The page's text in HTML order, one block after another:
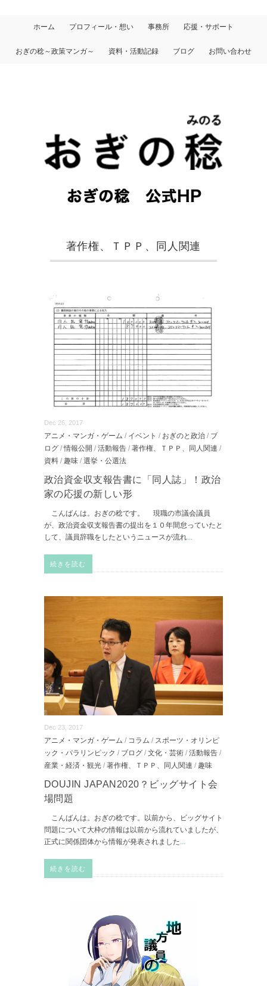
ホーム プロフィール・想い 事務所 応援・サポート
おぎの稔～政策マンガ～ 資料・活動記録 ブログ お問い合わせ
著作権、ＴＰＰ、同人関連
Dec 26, 2017
アニメ・マンガ・ゲーム / イベント / おぎのと政治 / ブ
ログ /情報公開 / 活動報告 / 著作権、ＴＰＰ、同人関連 /
資料 / 趣味 / 選挙・公選法
政治資金収支報告書に「同人誌」！政治
家の応援の新しい形
こんばんは。おぎの稔です。 現職の市議会議員
が、政治資金収支報告書の提出を１０年間怠っていたと
して、議員辞職をしたというニュースが流れ
続きを読む
Dec 23, 2017
アニメ・マンガ・ゲーム / コラム / スポーツ・オリンピ
ック・パラリンピック / ブログ / 文化・芸術 / 活動報告 /
産業・経済・観光 / 著作権、ＴＰＰ、同人関連 / 趣味
DOUJIN JAPAN2020？ビッグサイト会
場問題
こんばんは。おぎの稔です。以前から、ビッグサイト
問題について大枠の情報は以前から流れていましたが、
正式に関係団体から情報が発表されました
続きを読む